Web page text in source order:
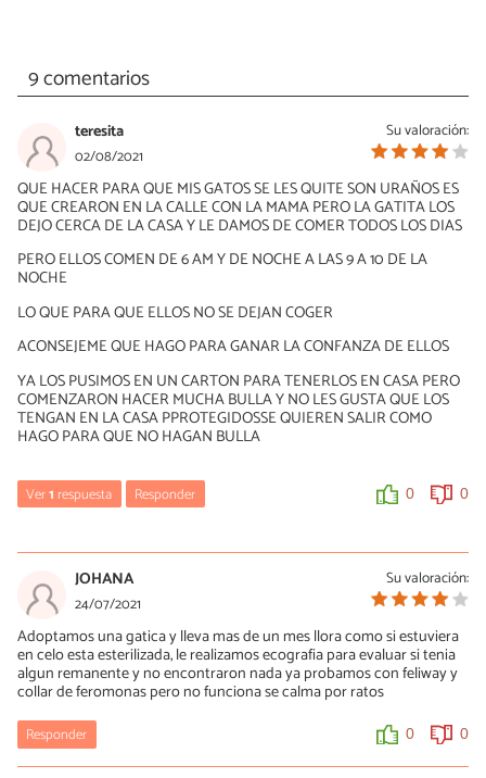
9 comentarios
Su valoración:
teresita
02/08/2021
QUE HACER PARA QUE MIS GATOS SE LES QUITE SON URAÑOS ES
QUE CREARON EN LA CALLE CON LA MAMA PERO LA GATITA LOS
DEJO CERCA DE LA CASA Y LE DAMOS DE COMER TODOS LOS DIAS
PERO ELLOS COMEN DE 6 AM Y DE NOCHE A LAS 9 A 10 DE LA
NOCHE
LO QUE PARA QUE ELLOS NO SE DEJAN COGER
ACONSEJEME QUE HAGO PARA GANAR LA CONFANZA DE ELLOS
YA LOS PUSIMOS EN UN CARTON PARA TENERLOS EN CASA PERO
COMENZARON HACER MUCHA BULLA Y NO LES GUSTA QUE LOS
TENGAN EN LA CASA PPROTEGIDOSSE QUIEREN SALIR COMO
HAGO PARA QUE NO HAGAN BULLA
Ver1respuesta Responder 0 0
12/10/2021
Mi gatita era muy cariñosa y le gustaba dormirse encima de
nosotras (mis hijas y yo), pero después de su esterilización hace 8
meses no quiere que la carguemos, y los mimos solo en la cabeza
y ni hablar de tocarle su pancita, ¿Cómo recuperamos su cariño y
confíanza?
Su valoración:
JOHANA
24/07/2021
Adoptamos una gatica y lleva mas de un mes llora como si estuviera
en celo esta esterilizada, le realizamos ecografia para evaluar si tenia
algun remanente y no encontraron nada ya probamos con feliway y
collar de feromonas pero no funciona se calma por ratos
Responder 0 0